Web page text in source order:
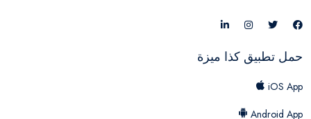
حمل تطبيق كذا ميزة
iOS App
Android App